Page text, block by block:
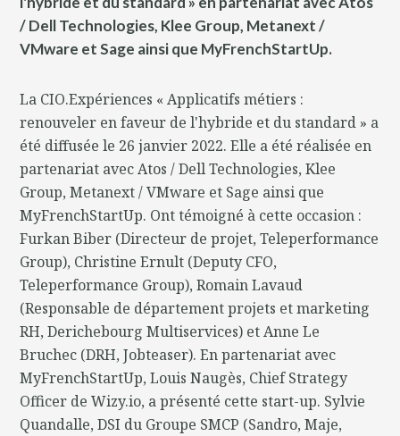
/ Dell Technologies, Klee Group, Metanext /
VMware et Sage ainsi que MyFrenchStartUp.
La CIO.Expériences « Applicatifs métiers :
renouveler en faveur de l'hybride et du standard » a
été diffusée le 26 janvier 2022. Elle a été réalisée en
partenariat avec Atos / Dell Technologies, Klee
Group, Metanext / VMware et Sage ainsi que
MyFrenchStartUp. Ont témoigné à cette occasion :
Furkan Biber (Directeur de projet, Teleperformance
Group), Christine Ernult (Deputy CFO,
Teleperformance Group), Romain Lavaud
(Responsable de département projets et marketing
RH, Derichebourg Multiservices) et Anne Le
Bruchec (DRH, Jobteaser). En partenariat avec
MyFrenchStartUp, Louis Naugès, Chief Strategy
Officer de Wizy.io, a présenté cette start-up. Sylvie
Quandalle, DSI du Groupe SMCP (Sandro, Maje,